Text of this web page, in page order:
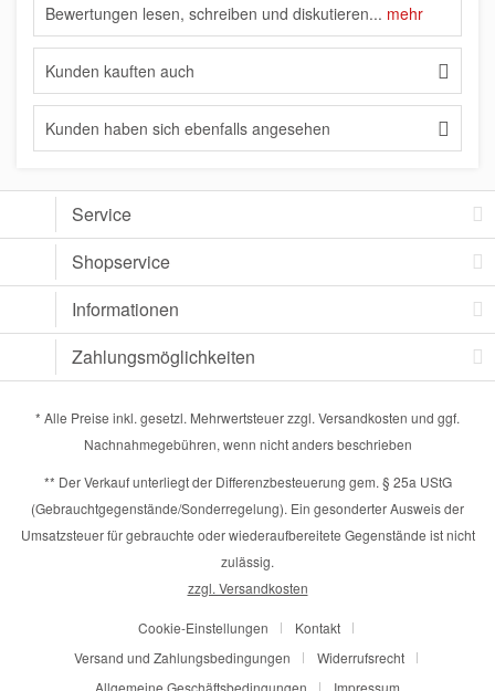
Bewertungen lesen, schreiben und diskutieren... mehr
Kunden kauften auch
Kunden haben sich ebenfalls angesehen
Service
Shopservice
Informationen
Zahlungsmöglichkeiten
* Alle Preise inkl. gesetzl. Mehrwertsteuer zzgl. Versandkosten und ggf.
Nachnahmegebühren, wenn nicht anders beschrieben
** Der Verkauf unterliegt der Differenzbesteuerung gem. § 25a UStG
(Gebrauchtgegenstände/Sonderregelung). Ein gesonderter Ausweis der
Umsatzsteuer für gebrauchte oder wiederaufbereitete Gegenstände ist nicht
zulässig.
zzgl. Versandkosten
Cookie-Einstellungen
Kontakt
Versand und Zahlungsbedingungen
Widerrufsrecht